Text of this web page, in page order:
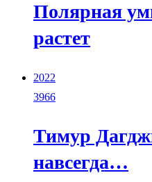
Полярная
растет
2022
3966
Тимур
навсегда…